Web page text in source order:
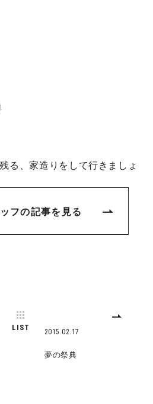
プライバシーポリシー
る、家造りをして行きましょ
フの記事を見る
LIST 2015.02.17
夢の祭典